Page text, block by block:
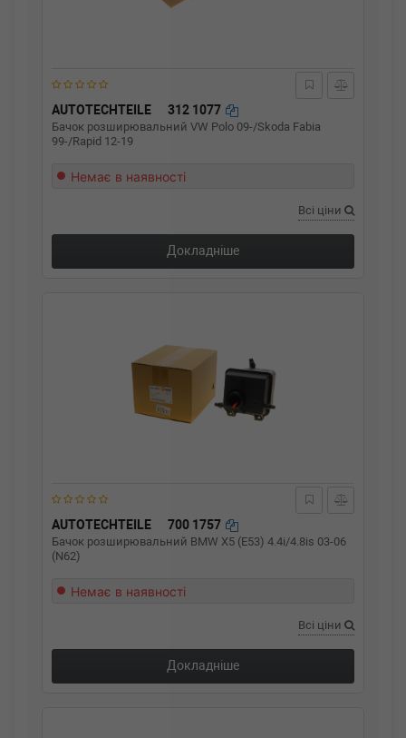
AUTOTECHTEILE 312 1077
Бачок розширювальний VW Polo 09-/Skoda Fabia
99-/Rapid 12-19
Немає в наявності
Всі ціни
Докладніше
AUTOTECHTEILE 700 1757
Бачок розширювальний BMW X5 (E53) 4.4i/4.8is 03-06
(N62)
Немає в наявності
Всі ціни
Докладніше